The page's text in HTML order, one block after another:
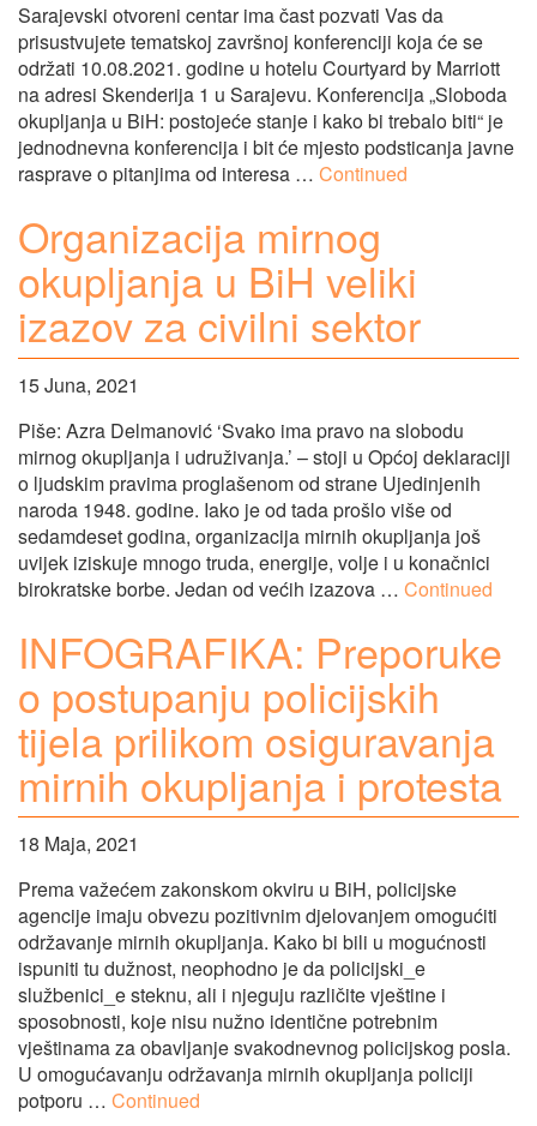
Sarajevski otvoreni centar ima čast pozvati Vas da
prisustvujete tematskoj završnoj konferenciji koja će se
održati 10.08.2021. godine u hotelu Courtyard by Marriott
na adresi Skenderija 1 u Sarajevu. Konferencija „Sloboda
okupljanja u BiH: postojeće stanje i kako bi trebalo biti“ je
jednodnevna konferencija i bit će mjesto podsticanja javne
rasprave o pitanjima od interesa … Continued
Organizacija mirnog
okupljanja u BiH veliki
izazov za civilni sektor
15 Juna, 2021
Piše: Azra Delmanović ‘Svako ima pravo na slobodu
mirnog okupljanja i udruživanja.’ – stoji u Općoj deklaraciji
o ljudskim pravima proglašenom od strane Ujedinjenih
naroda 1948. godine. Iako je od tada prošlo više od
sedamdeset godina, organizacija mirnih okupljanja još
uvijek iziskuje mnogo truda, energije, volje i u konačnici
birokratske borbe. Jedan od većih izazova … Continued
INFOGRAFIKA: Preporuke
o postupanju policijskih
tijela prilikom osiguravanja
mirnih okupljanja i protesta
18 Maja, 2021
Prema važećem zakonskom okviru u BiH, policijske
agencije imaju obvezu pozitivnim djelovanjem omogućiti
održavanje mirnih okupljanja. Kako bi bili u mogućnosti
ispuniti tu dužnost, neophodno je da policijski_e
službenici_e steknu, ali i njeguju različite vještine i
sposobnosti, koje nisu nužno identične potrebnim
vještinama za obavljanje svakodnevnog policijskog posla.
U omogućavanju održavanja mirnih okupljanja policiji
potporu … Continued